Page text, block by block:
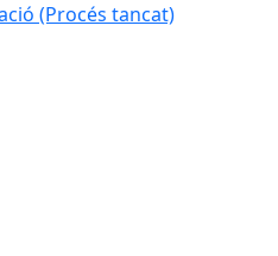
(Procés tancat)